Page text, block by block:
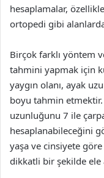
hesaplamalar,
ortopedi gibi
Birçok farklı yöntem
tahmini yapmak için
yaygın olanı, ayak
boyu tahmin etmektir.
uzunluğunu 7 ile
hesaplanabileceğini
yaşa ve cinsiyete
dikkatli bir şekilde ele